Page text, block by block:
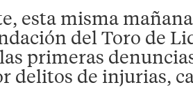
esta misma
del Toro de
primeras
delitos de injurias,